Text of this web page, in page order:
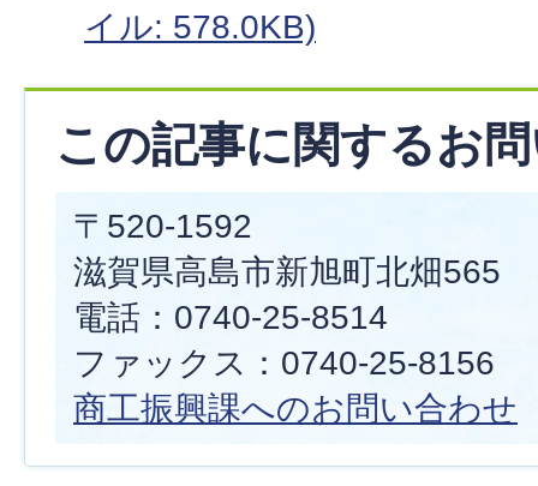
イル: 578.0KB)
この記事に関するお
〒520-1592
滋賀県高島市新旭町北畑565
電話：0740-25-8514
ファックス：0740-25-8156
商工振興課へのお問い合わせ